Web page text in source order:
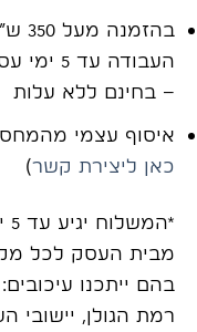
העבודה
– בחינם ללא עלות
איסוף עצמי
כאן ליצירת קשר)
*המשלוח יגיע עד 5
מבית העסק לכל
בהם ייתכנו עיכובים:
רמת הגולן, יישובי